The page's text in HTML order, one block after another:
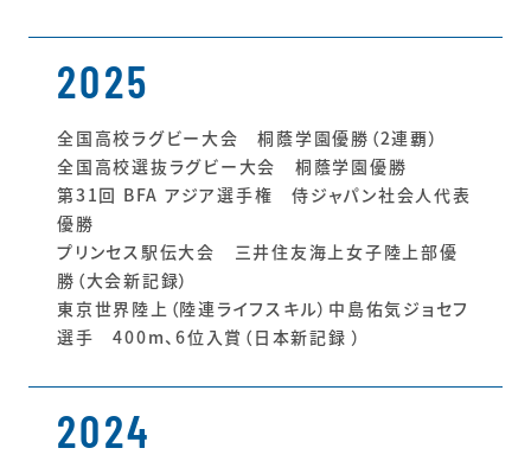
2025
全国高校ラグビー大会 桐蔭学園優勝（2連覇）
全国高校選抜ラグビー大会 桐蔭学園優勝
第31回 BFA アジア選手権 侍ジャパン社会人代表
優勝
プリンセス駅伝大会 三井住友海上女子陸上部優
勝（大会新記録）
東京世界陸上（陸連ライフスキル）中島佑気ジョセフ
選手 400m、6位入賞（日本新記録 ）
2024